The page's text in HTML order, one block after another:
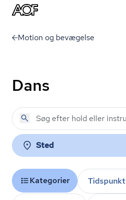
Motion og bevægelse
Dans
Sted
Kategorier Tidspunkt